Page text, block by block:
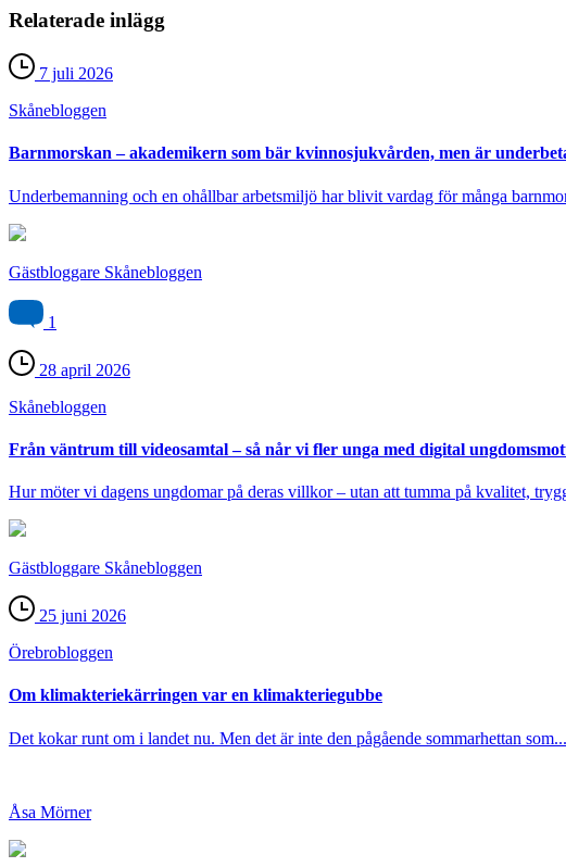
Relaterade inlägg
7 juli 2026
Skåne­bloggen
Barnmorskan – akademikern som bär kvinnosjukvården, men är
Underbemanning och en ohållbar arbetsmiljö har blivit vardag för många
Gästbloggare Skånebloggen
1
28 april 2026
Skåne­bloggen
Från väntrum till videosamtal – så når vi fler unga med digital
Hur möter vi dagens ungdomar på deras villkor – utan att tumma på kvalitet,
Gästbloggare Skånebloggen
25 juni 2026
Örebro­bloggen
Om klimakteriekärringen var en klimakteriegubbe
Det kokar runt om i landet nu. Men det är inte den pågående sommarhettan som...
Åsa Mörner